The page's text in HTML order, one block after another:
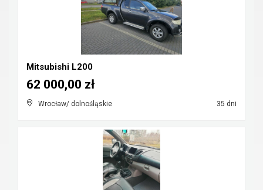
Mitsubishi L200
Wrocław/ dolnośląskie 35 dni
62 000,00 zł